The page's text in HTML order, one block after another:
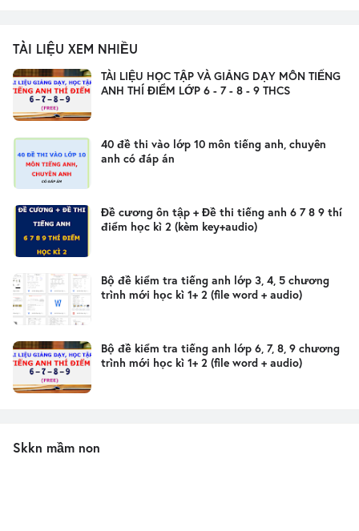
TÀI LIỆU XEM NHIỀU
TÀI LIỆU HỌC TẬP VÀ GIẢNG DẠY MÔN TIẾNG
ANH THÍ ĐIỂM LỚP 6 - 7 - 8 - 9 THCS
40 đề thi vào lớp 10 môn tiếng anh, chuyên
anh có đáp án
Đề cương ôn tập + Đề thi tiếng anh 6 7 8 9 thí
điểm học kì 2 (kèm key+audio)
Bộ đề kiểm tra tiếng anh lớp 3, 4, 5 chương
trình mới học kì 1+ 2 (file word + audio)
Bộ đề kiểm tra tiếng anh lớp 6, 7, 8, 9 chương
trình mới học kì 1+ 2 (file word + audio)
Skkn mầm non